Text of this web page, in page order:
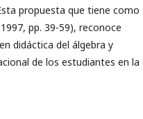
propuesta que tiene como
pp. 39-59), reconoce
didáctica del álgebra y
de los estudiantes en la